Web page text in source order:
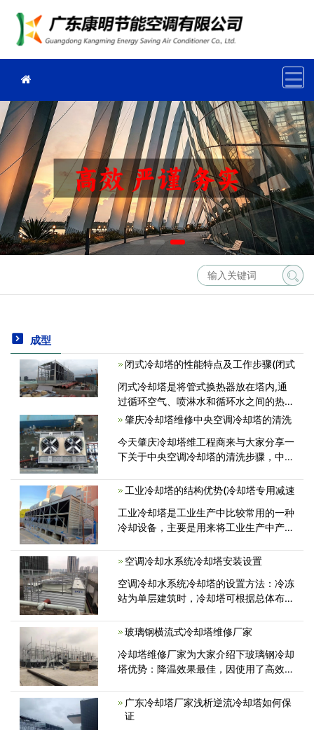
成型
闭式冷却塔的性能特点及工作步骤(闭式
闭式冷却塔是将管式换热器放在塔内,通
过循环空气、喷淋水和循环水之间的热交
换来保证冷却效果.因为它是一个封闭的
保护主设备的高效运行,提高使<
肇庆冷却塔维修中央空调冷却塔的清洗
今天肇庆冷却塔维工程商来与大家分享一
下关于中央空调冷却塔的清洗步骤，中央
统，冷却水系统主要依靠冷却塔散热，冷
工业冷却塔的结构优势(冷却塔专用减速
工业冷却塔是工业生产中比较常用的一种
冷却设备，主要是用来将工业生产中产生
中包含了多种设备的专用零部件，其结构
空调冷却水系统冷却塔安装设置
空调冷却水系统冷却塔的设置方法：冷冻
站为单层建筑时，冷却塔可根据总体布置
却塔塔体下部存水，直接用自来水制冷却
行<
玻璃钢横流式冷却塔维修厂家
冷却塔维修厂家为大家介绍下玻璃钢冷却
塔优势：降温效果最佳，因使用了高效的
的提高了本产品的热交换性能，与原来的
形状相比，其设置面积大幅度下降。省电
广东冷却塔厂家浅析逆流冷却塔如何保
证